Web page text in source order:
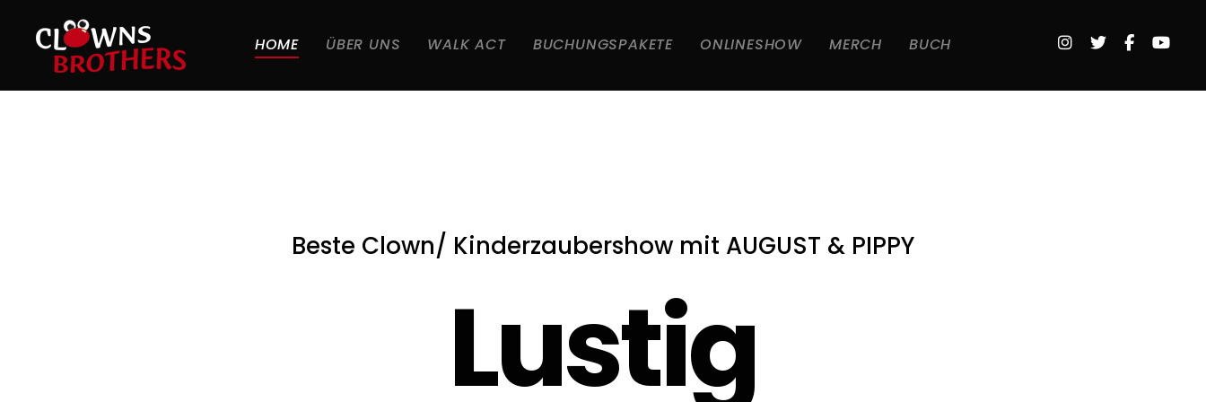
HOME ÜBER UNS WALK ACT BUCHUNGSPAKETE ONLINESHOW MERCH BUCH
Beste Clown/ Kinderzaubershow mit AUGUST & PIPPY
Spaß